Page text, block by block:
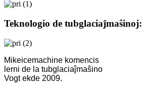
Teknologio de tubglaciaĵmaŝinoj:
Mikeicemachine komencis
lerni de la tubglaciaĵmaŝino
Vogt ekde 2009.